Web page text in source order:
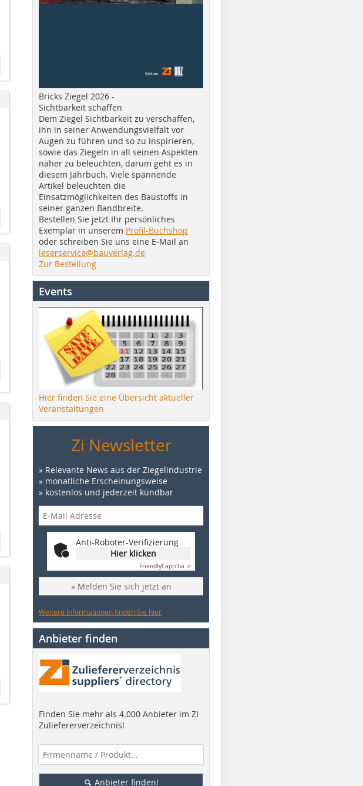
Bricks Ziegel 2026 -
Sichtbarkeit schaffen
Dem Ziegel Sichtbarkeit zu verschaffen,
ihn in seiner Anwendungsvielfalt vor
Augen zu führen und so zu inspirieren,
sowie das Ziegeln in all seinen Aspekten
näher zu beleuchten, darum geht es in
diesem Jahrbuch. Viele spannende
Artikel beleuchten die
Einsatzmöglichkeiten des Baustoffs in
seiner ganzen Bandbreite.
Bestellen Sie jetzt Ihr persönliches
Exemplar in unserem Profil-Buchshop
oder schreiben Sie uns eine E-Mail an
leserservice@bauverlag.de
Zur Bestellung
Events
Hier finden Sie eine Übersicht aktueller
Veranstaltungen
Zi Newsletter
» Relevante News aus der Ziegelindustrie
» monatliche Erscheinungsweise
» kostenlos und jederzeit kündbar
Anti-Roboter-Verifizierung
Hier klicken
FriendlyCaptcha ⇗
» Melden Sie sich jetzt an
Weitere Informationen finden Sie hier
Anbieter finden
Finden Sie mehr als 4.000 Anbieter im ZI
Zuliefererverzeichnis!
Anbieter finden!